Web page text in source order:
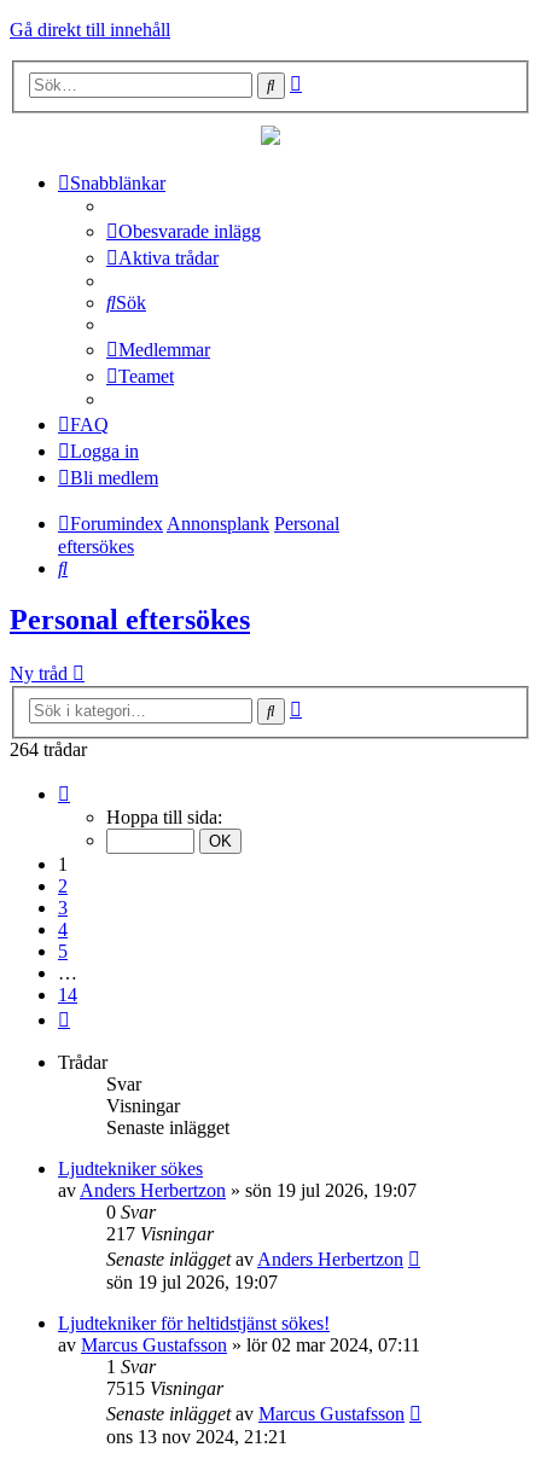
Gå direkt till innehåll
Sök
Snabblänkar
Obesvarade inlägg
Aktiva trådar
Sök
Medlemmar
Teamet
FAQ
Logga in
Bli medlem
Forumindex Annonsplank Personal
eftersökes
Sök
Personal eftersökes
Ny tråd
Sök
264 trådar
Hoppa till sida:
1
2
3
4
5
…
14
Trådar
Svar
Visningar
Senaste inlägget
Ljudtekniker sökes
av Anders Herbertzon » sön 19 jul 2026, 19:07
0 Svar
217 Visningar
Senaste inläggetav Anders Herbertzon
sön 19 jul 2026, 19:07
Ljudtekniker för heltidstjänst sökes!
av Marcus Gustafsson » lör 02 mar 2024, 07:11
1 Svar
7515 Visningar
Senaste inläggetav Marcus Gustafsson
ons 13 nov 2024, 21:21